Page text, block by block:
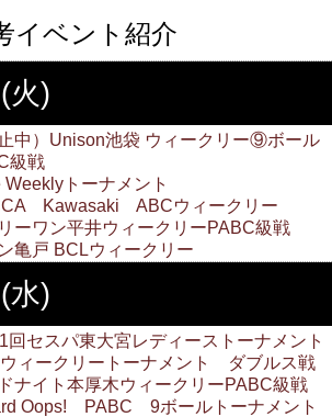
イベント紹介
火)
止中）Unison池袋 ウィークリー⑨ボール
級戦
Weeklyトーナメント
Kawasaki ABCウィークリー
ーワン平井ウィークリーPABC級戦
亀戸 BCLウィークリー
水)
回セスパ東大宮レディーストーナメント
ィークリートーナメント ダブルス戦
ナイト本厚木ウィークリーPABC級戦
Oops! PABC 9ボールトーナメント